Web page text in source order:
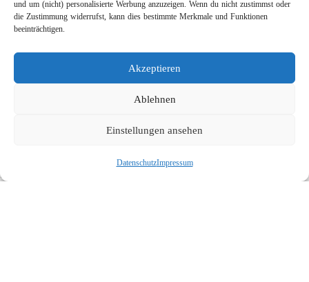
und um (nicht) personalisierte Werbung anzuzeigen. Wenn du nicht zustimmst oder
die Zustimmung widerrufst, kann dies bestimmte Merkmale und Funktionen
beeinträchtigen.
Akzeptieren
Ablehnen
Einstellungen ansehen
DatenschutzImpressum
Links
Suche